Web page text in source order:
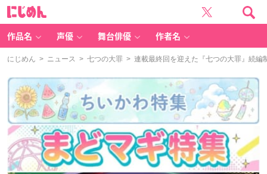
作品名 声優 舞台俳優 作者名
にじめん > ニュース > 七つの大罪 > 連載最終回を迎えた『七つの大罪』続編